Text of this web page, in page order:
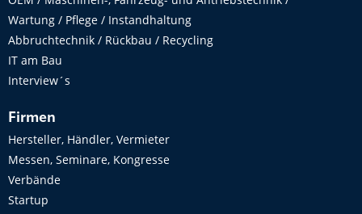
Wartung / Pflege / Instandhaltung
Abbruchtechnik / Rückbau / Recycling
IT am Bau
Interview´s
Firmen
Hersteller, Händler, Vermieter
Messen, Seminare, Kongresse
Verbände
Startup